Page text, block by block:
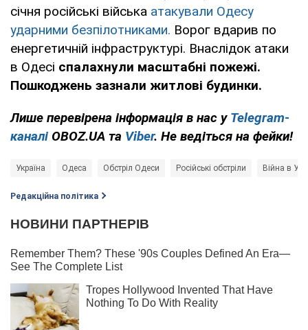
січня російські війська атакували Одесу
ударними безпілотниками. Ворог вдарив по
енергетичній інфраструктурі. Внаслідок атаки
в Одесі спалахнули масштабні пожежі.
Пошкоджень зазнали житлові будинки.
Лише перевірена інформація в нас у Telegram-
каналі OBOZ.UA та Viber. Не ведіться на фейки!
Україна Одеса Обстріл Одеси Російські обстріли Війна в
Редакційна політика